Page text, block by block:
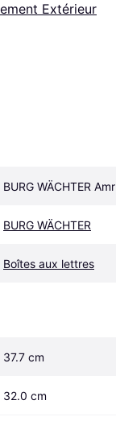
Extérieur
BURG WÄCHTER
BURG WÄCHTER
Boîtes aux lettres
37.7 cm
32.0 cm